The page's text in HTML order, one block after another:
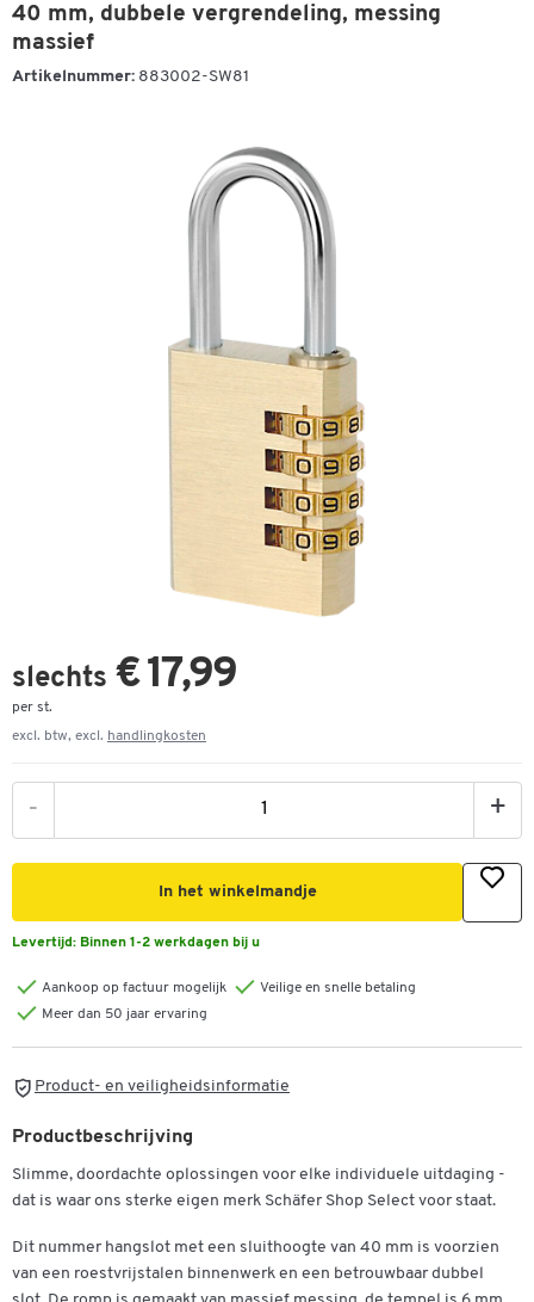
40 mm, dubbele vergrendeling, messing
massief
Artikelnummer: 883002-SW81
slechts € 17,99
per st.
excl. btw, excl. handlingkosten
- +
In het winkelmandje
Levertijd: Binnen 1-2 werkdagen bij u
Aankoop op factuur mogelijk
Veilige en snelle betaling
Meer dan 50 jaar ervaring
Product- en veiligheidsinformatie
Productbeschrijving
Slimme, doordachte oplossingen voor elke individuele uitdaging -
dat is waar ons sterke eigen merk Schäfer Shop Select voor staat.
Dit nummer hangslot met een sluithoogte van 40 mm is voorzien
van een roestvrijstalen binnenwerk en een betrouwbaar dubbel